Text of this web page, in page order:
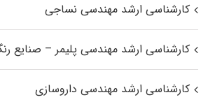
کارشناسی ارشد مهندسی نساجی
کارشناسی ارشد مهندسی پلیمر – صنایع
کارشناسی ارشد مهندسی داروسازی